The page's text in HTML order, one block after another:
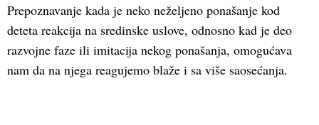
Prepoznavanje kada je neko neželjeno ponašanje kod
deteta reakcija na sredinske uslove, odnosno kad je deo
razvojne faze ili imitacija nekog ponašanja, omogućava
nam da na njega reagujemo blaže i sa više saosećanja.